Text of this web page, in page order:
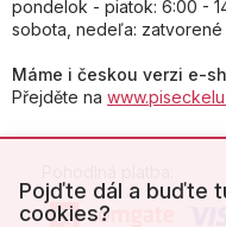
Pojďte dál a buďte
cookies?
pondelok - piatok: 6:00 -
sobota, nedeľa: zatvorené
Máme i českou verzi e-
Přejděte na